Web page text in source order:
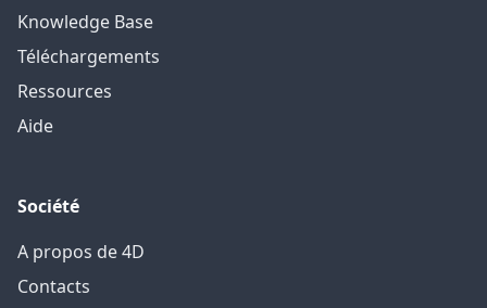
Knowledge Base
Téléchargements
Ressources
Aide
Société
A propos de 4D
Contacts